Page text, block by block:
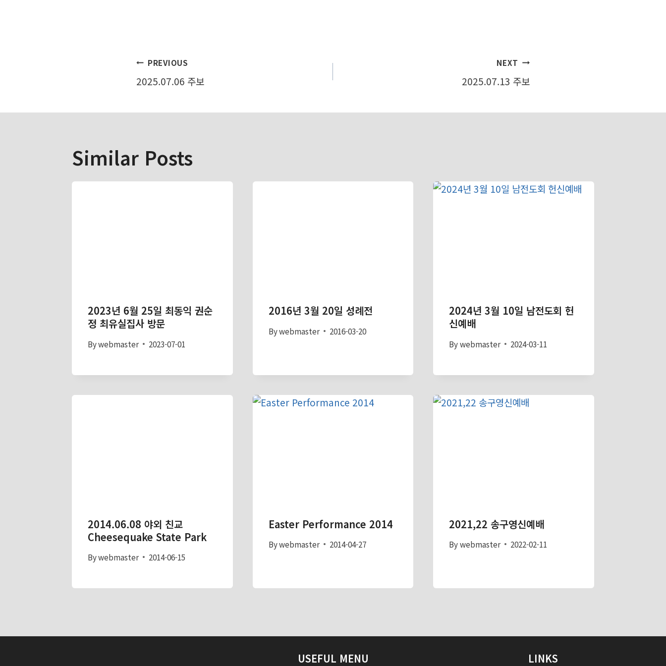
글
탐
색
PREVIOUS
2025.07.06 주보
NEXT
2025.07.13 주보
Similar Posts
2023년 6월 25일 최동익 권순
정 최유실집사 방문
Bywebmaster 2023-07-01
2016년 3월 20일 성례전
Bywebmaster 2016-03-20
2024년 3월 10일 남전도회 헌
신예배
Bywebmaster 2024-03-11
2014.06.08 야외 친교
Cheesequake State Park
Bywebmaster 2014-06-15
Easter Performance 2014
Bywebmaster 2014-04-27
2021,22 송구영신예배
Bywebmaster 2022-02-11
USEFUL MENU LINKS